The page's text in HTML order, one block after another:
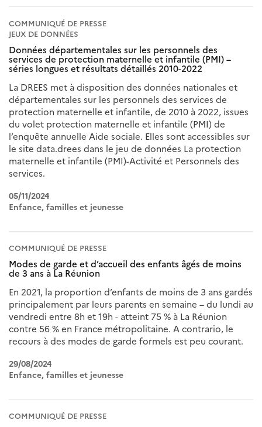
COMMUNIQUÉ DE PRESSE
JEUX DE DONNÉES
Données départementales sur les personnels des
services de protection maternelle et infantile (PMI) –
séries longues et résultats détaillés 2010-2022
La DREES met à disposition des données nationales et
départementales sur les personnels des services de
protection maternelle et infantile, de 2010 à 2022, issues
du volet protection maternelle et infantile (PMI) de
l’enquête annuelle Aide sociale. Elles sont accessibles sur
le site data.drees dans le jeu de données La protection
maternelle et infantile (PMI)-Activité et Personnels des
services.
05/11/2024
Enfance, familles et jeunesse
COMMUNIQUÉ DE PRESSE
Modes de garde et d’accueil des enfants âgés de moins
de 3 ans à La Réunion
En 2021, la proportion d’enfants de moins de 3 ans gardés
principalement par leurs parents en semaine – du lundi au
vendredi entre 8h et 19h - atteint 75 % à La Réunion
contre 56 % en France métropolitaine. A contrario, le
recours à des modes de garde formels est peu courant.
29/08/2024
Enfance, familles et jeunesse
COMMUNIQUÉ DE PRESSE